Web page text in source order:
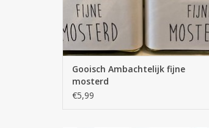
Gooisch Ambachtelijk fijne
mosterd
€5,99